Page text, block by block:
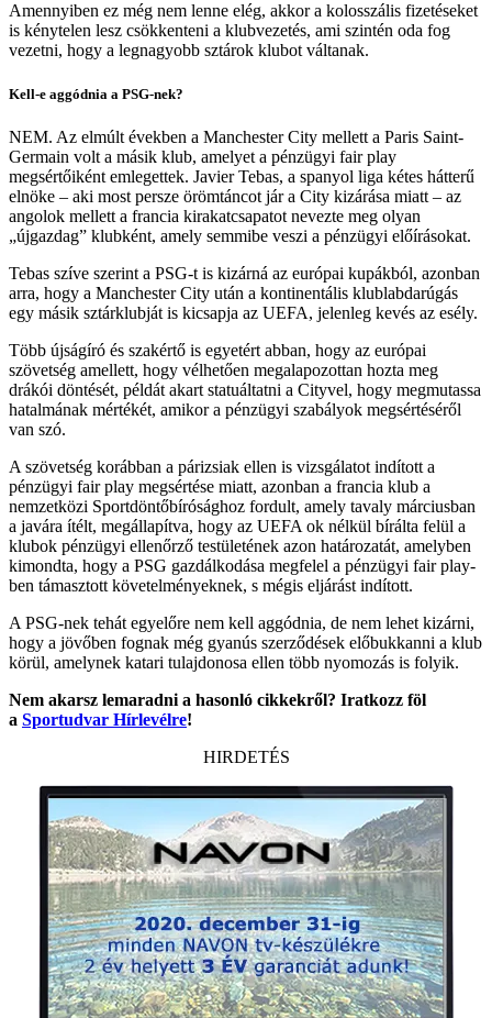
Amennyiben ez még nem lenne elég, akkor a kolosszális fizetéseket
is kénytelen lesz csökkenteni a klubvezetés, ami szintén oda fog
vezetni, hogy a legnagyobb sztárok klubot váltanak.
Kell-e aggódnia a PSG-nek?
NEM. Az elmúlt években a Manchester City mellett a Paris Saint-
Germain volt a másik klub, amelyet a pénzügyi fair play
megsértőiként emlegettek. Javier Tebas, a spanyol liga kétes hátterű
elnöke – aki most persze örömtáncot jár a City kizárása miatt – az
angolok mellett a francia kirakatcsapatot nevezte meg olyan
„újgazdag” klubként, amely semmibe veszi a pénzügyi előírásokat.
Tebas szíve szerint a PSG-t is kizárná az európai kupákból, azonban
arra, hogy a Manchester City után a kontinentális klublabdarúgás
egy másik sztárklubját is kicsapja az UEFA, jelenleg kevés az esély.
Több újságíró és szakértő is egyetért abban, hogy az európai
szövetség amellett, hogy vélhetően megalapozottan hozta meg
drákói döntését, példát akart statuáltatni a Cityvel, hogy megmutassa
hatalmának mértékét, amikor a pénzügyi szabályok megsértéséről
van szó.
A szövetség korábban a párizsiak ellen is vizsgálatot indított a
pénzügyi fair play megsértése miatt, azonban a francia klub a
nemzetközi Sportdöntőbírósághoz fordult, amely tavaly márciusban
a javára ítélt, megállapítva, hogy az UEFA ok nélkül bírálta felül a
klubok pénzügyi ellenőrző testületének azon határozatát, amelyben
kimondta, hogy a PSG gazdálkodása megfelel a pénzügyi fair play-
ben támasztott követelményeknek, s mégis eljárást indított.
A PSG-nek tehát egyelőre nem kell aggódnia, de nem lehet kizárni,
hogy a jövőben fognak még gyanús szerződések előbukkanni a klub
körül, amelynek katari tulajdonosa ellen több nyomozás is folyik.
Nem akarsz lemaradni a hasonló cikkekről? Iratkozz föl
a Sportudvar Hírlevélre!
HIRDETÉS